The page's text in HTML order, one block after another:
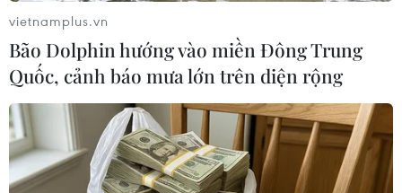
Như vậy, Uber sẽ chính thức bước chân vào thị
trường cho thuê xe đang nở rộ mà giới chức
thành phố Paris cam kết kiểm soát chặt chẽ.
500 xe đạp điện Jump và 500 xe điện scooter sẽ
được triển khai trước khi Uber mở rộng chương
trình này ra các vùng ngoại ô Paris cũng như
nhiều thành phố khác trên khắp nước Pháp.
vietnamplus.vn
Bão Dolphin hướng vào miền Đông Trung
Quốc, cảnh báo mưa lớn trên diện rộng